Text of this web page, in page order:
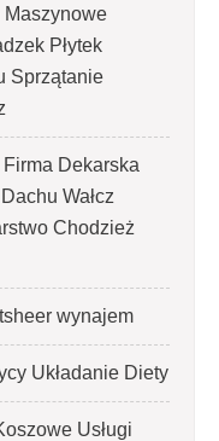
Maszynowe
Płytek
Sprzątanie
Dekarska
Wałcz
Chodzież
wynajem
Układanie Diety
Usługi